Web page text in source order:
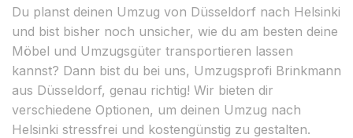
Du planst deinen Umzug von Düsseldorf nach Helsinki
und bist bisher noch unsicher, wie du am besten deine
Möbel und Umzugsgüter transportieren lassen
kannst? Dann bist du bei uns, Umzugsprofi Brinkmann
aus Düsseldorf, genau richtig! Wir bieten dir
verschiedene Optionen, um deinen Umzug nach
Helsinki stressfrei und kostengünstig zu gestalten.